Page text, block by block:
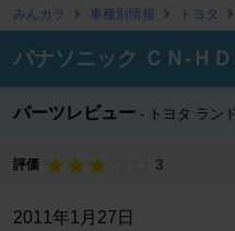
みんカラ 車種別情報 トヨタ
パナソニック ＣＮ-Ｈ
パーツレビュー トヨタ ラン
評価 3
2011年1月27日